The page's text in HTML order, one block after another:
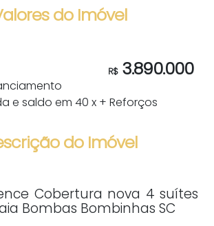
do Imóvel
R$3.890.000
e saldo em 40 x + Reforços
do Imóvel
Cobertura nova 4 suítes
Bombas Bombinhas SC